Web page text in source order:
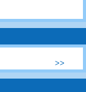
>>